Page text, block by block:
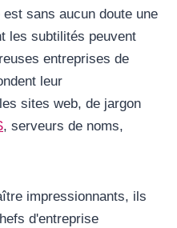
sans aucun doute une
les subtilités peuvent
entreprises de
leur
sites web, de jargon
, serveurs de noms,
impressionnants, ils
d'entreprise